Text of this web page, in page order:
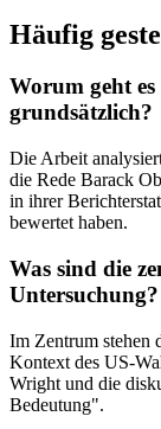
Häufig
Worum geht
grundsätzlich?
Die Arbeit
die Rede Barack
in ihrer
bewertet haben.
Was sind die
Untersuchung?
Im Zentrum stehen
Kontext des US-
Wright und die
Bedeutung".